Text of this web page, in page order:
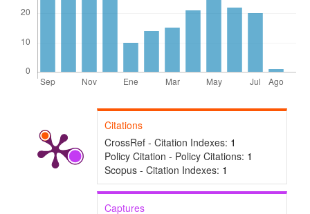
Citations
CrossRef - Citation Indexes: 1
Policy Citation - Policy Citations: 1
Scopus - Citation Indexes: 1
Captures